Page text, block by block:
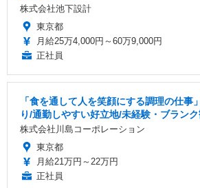
株式会社池下設計
東京都
月給25万4,000円～60万9,000円
正社員
「食を通して人を笑顔にする調理の仕事
り/通勤しやすい好立地/未経験・ブラン
株式会社川島コーポレーション
東京都
月給21万円～22万円
正社員